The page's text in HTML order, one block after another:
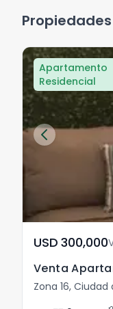
Apartamento
Residencial
USD	300,000
Venta
Zona 16,